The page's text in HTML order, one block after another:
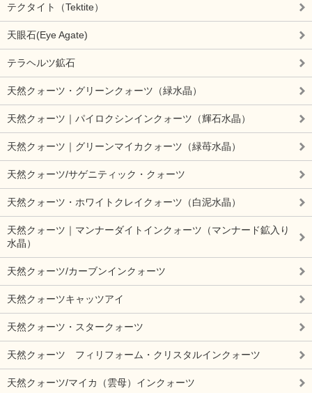
テクタイト（Tektite）
天眼石(Eye Agate)
テラヘルツ鉱石
天然クォーツ・グリーンクォーツ（緑水晶）
天然クォーツ｜パイロクシンインクォーツ（輝石水晶）
天然クォーツ｜グリーンマイカクォーツ（緑苺水晶）
天然クォーツ/サゲニティック・クォーツ
天然クォーツ・ホワイトクレイクォーツ（白泥水晶）
天然クォーツ｜マンナーダイトインクォーツ（マンナード鉱入り
水晶）
天然クォーツ/カーブンインクォーツ
天然クォーツキャッツアイ
天然クォーツ・スタークォーツ
天然クォーツ フィリフォーム・クリスタルインクォーツ
天然クォーツ/マイカ（雲母）インクォーツ